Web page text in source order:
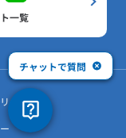
一覧
シー
チャットで質問